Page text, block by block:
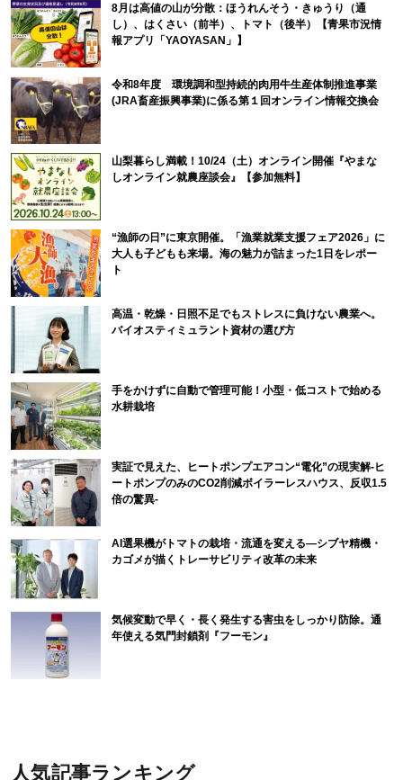
8月は高値の山が分散：ほうれんそう・きゅうり（通
し）、はくさい（前半）、トマト（後半）【青果市況情
報アプリ「YAOYASAN」】
令和8年度 環境調和型持続的肉用牛生産体制推進事業
(JRA畜産振興事業)に係る第１回オンライン情報交換会
山梨暮らし満載！10/24（土）オンライン開催『やまな
しオンライン就農座談会』【参加無料】
“漁師の日”に東京開催。「漁業就業支援フェア2026」に
大人も子どもも来場。海の魅力が詰まった1日をレポー
ト
高温・乾燥・日照不足でもストレスに負けない農業へ。
バイオスティミュラント資材の選び方
手をかけずに自動で管理可能！小型・低コストで始める
水耕栽培
実証で見えた、ヒートポンプエアコン“電化”の現実解-ヒ
ートポンプのみのCO2削減ボイラーレスハウス、反収1.5
倍の驚異-
AI選果機がトマトの栽培・流通を変える―シブヤ精機・
カゴメが描くトレーサビリティ改革の未来
気候変動で早く・長く発生する害虫をしっかり防除。通
年使える気門封鎖剤『フーモン』
人気記事ランキング